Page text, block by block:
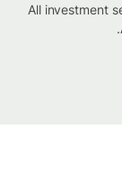
All